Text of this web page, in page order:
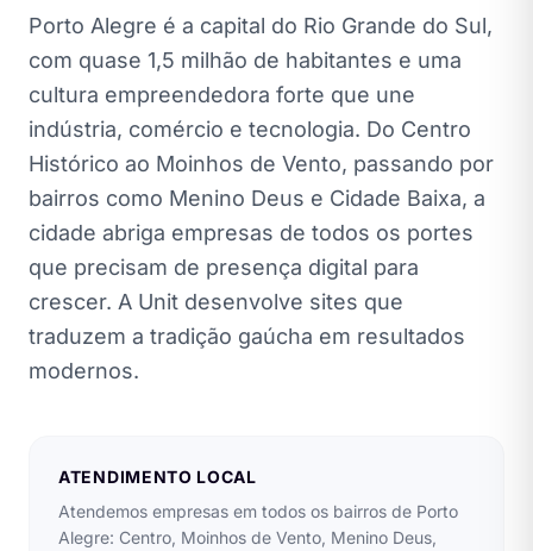
Porto Alegre é a capital do Rio Grande do Sul,
com quase 1,5 milhão de habitantes e uma
cultura empreendedora forte que une
indústria, comércio e tecnologia. Do Centro
Histórico ao Moinhos de Vento, passando por
bairros como Menino Deus e Cidade Baixa, a
cidade abriga empresas de todos os portes
que precisam de presença digital para
crescer. A Unit desenvolve sites que
traduzem a tradição gaúcha em resultados
modernos.
ATENDIMENTO LOCAL
Atendemos empresas em todos os bairros de Porto
Alegre: Centro, Moinhos de Vento, Menino Deus,